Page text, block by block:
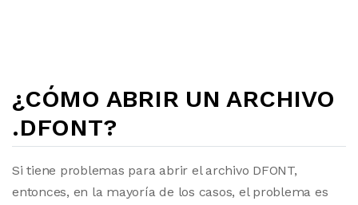
¿CÓMO ABRIR UN ARCHIVO
.DFONT?
Si tiene problemas para abrir el archivo DFONT,
entonces, en la mayoría de los casos, el problema es